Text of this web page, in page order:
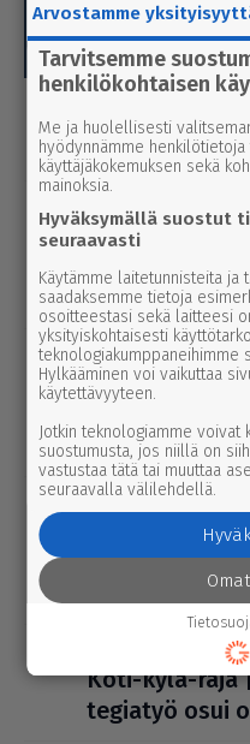
Tänään
urheilu 7.8.2026 14.00
Janne Ojala
seu­dussa
uutinen8.8.2026 2.55
Syyttäjä ei
tapah­tu­mien
edelleen
Jukka
8.8.2026 2.40
Koti-kylä-raja
te­gi­a­työ osui
Arvostamme
Tarvitsemme
henkilökohtaisen
Me ja huolellisesti
hyödynnämme
käyttäjäkokemuksen sekä
mainoksia.
Hyväksymällä suostut
seuraavasti
Käytämme laitetunnisteita
saadaksemme tietoja
osoitteestasi sekä laitteesi
yksityiskohtaisesti
teknologiakumppaneihimme
Hylkääminen voi vaikuttaa
käytettävyyteen.
Jotkin teknologiamme
suostumusta, jos niillä on
vastustaa tätä tai muuttaa
seuraavalla välilehdellä.